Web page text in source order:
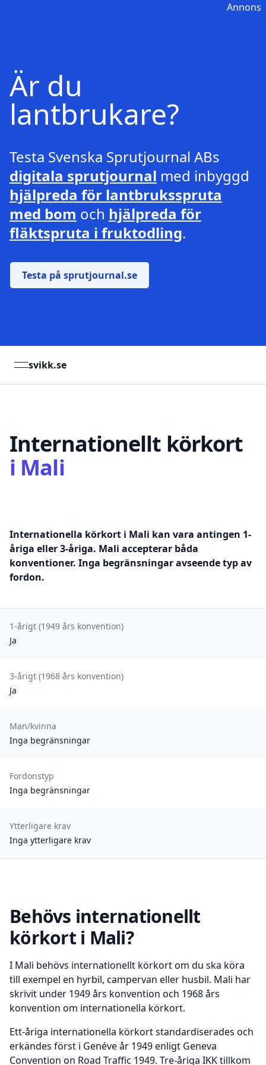
Annons
Är du
lantbrukare?
Testa Svenska Sprutjournal ABs
digitala sprutjournal med inbyggd
hjälpreda för lantbruksspruta
med bom och hjälpreda för
fläktspruta i fruktodling.
Testa på sprutjournal.se
open navigation menu
svikk.se
Internationellt körkort
i Mali
Internationella körkort i Mali kan vara antingen 1-
åriga eller 3-åriga. Mali accepterar båda
konventioner. Inga begränsningar avseende typ av
fordon.
1-årigt (1949 års konvention)
Ja
3-årigt (1968 års konvention)
Ja
Man/kvinna
Inga begränsningar
Fordonstyp
Inga begränsningar
Ytterligare krav
Inga ytterligare krav
Behövs internationellt
körkort i Mali?
I Mali behövs internationellt körkort om du ska köra
till exempel en hyrbil, campervan eller husbil. Mali har
skrivit under 1949 års konvention och 1968 års
konvention om internationella körkort.
Ett-åriga internationella körkort standardiserades och
erkändes först i Genéve år 1949 enligt Geneva
Convention on Road Traffic 1949. Tre-åriga IKK tillkom